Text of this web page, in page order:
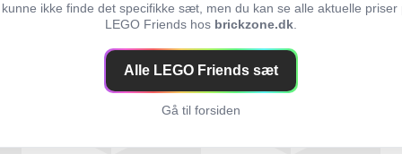
ikke finde det specifikke sæt, men du kan se alle aktuelle priser
LEGO Friends hos brickzone.dk.
Alle LEGO Friends sæt
Gå til forsiden